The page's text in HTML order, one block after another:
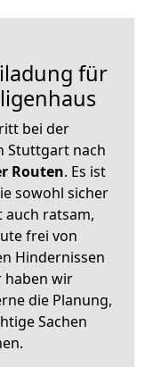
für
bei der
Stuttgart nach
Routen. Es ist
sowohl sicher
auch ratsam,
frei von
Hindernissen
haben wir
die Planung,
Sachen